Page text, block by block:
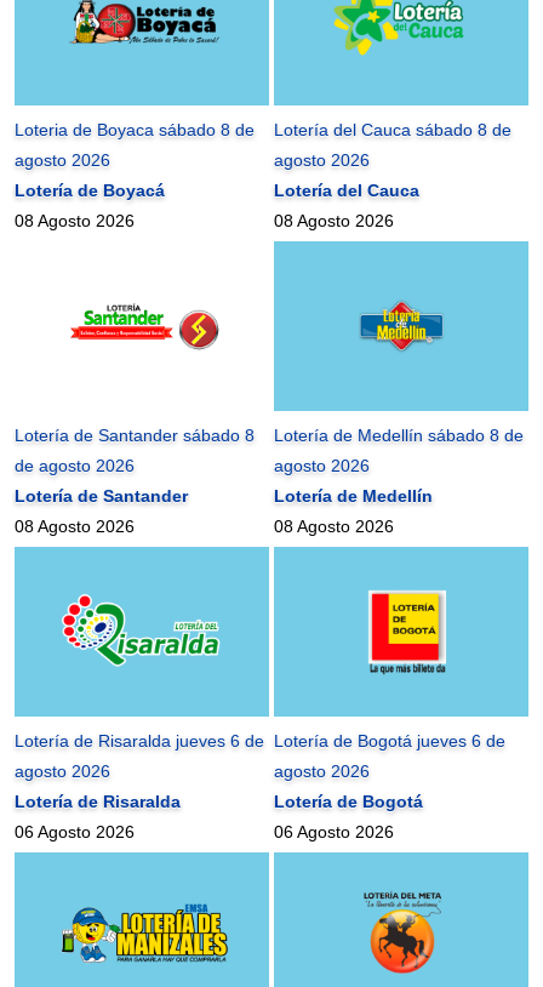
Loteria de Boyaca sábado 8 de
agosto 2026
Lotería de Boyacá
08 Agosto 2026
Lotería del Cauca sábado 8 de
agosto 2026
Lotería del Cauca
08 Agosto 2026
Lotería de Santander sábado 8
de agosto 2026
Lotería de Santander
08 Agosto 2026
Lotería de Medellín sábado 8 de
agosto 2026
Lotería de Medellín
08 Agosto 2026
Lotería de Risaralda jueves 6 de
agosto 2026
Lotería de Risaralda
06 Agosto 2026
Lotería de Bogotá jueves 6 de
agosto 2026
Lotería de Bogotá
06 Agosto 2026